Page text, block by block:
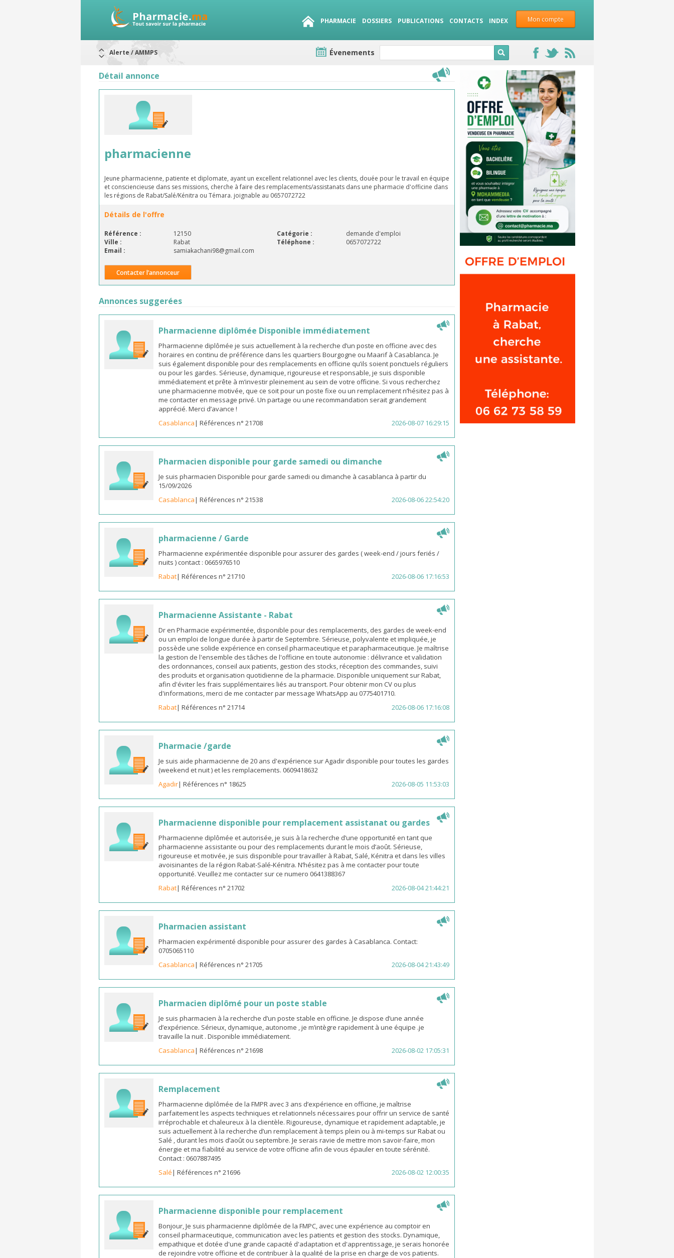
Mon compte
PHARMACIE DOSSIERS PUBLICATIONS CONTACTS INDEX
Alerte / AMMPS
ARRÊT DE COMMERCIALISATION
Rappel de lots : préparations lactées
Évenements
Détail annonce
pharmacienne
Jeune pharmacienne, patiente et diplomate, ayant un excellent relationnel avec les clients, douée pour le travail en équipe
et consciencieuse dans ses missions, cherche à faire des remplacements/assistanats dans une pharmacie d'officine dans
les régions de Rabat/Salé/Kénitra ou Témara. joignable au 0657072722
Détails de l'offre
Référence : 12150 Catégorie :
demande d'emploi
Ville :
Rabat Téléphone :
0657072722
Email :
samiakachani98@gmail.com
Contacter l’annonceur
Annonces suggerées
Pharmacienne diplômée Disponible immédiatement
Pharmacienne diplômée je suis actuellement à la recherche d’un poste en officine avec des
horaires en continu de préférence dans les quartiers Bourgogne ou Maarif à Casablanca. Je
suis également disponible pour des remplacements en officine qu’ils soient ponctuels réguliers
ou pour les gardes. Sérieuse, dynamique, rigoureuse et responsable, je suis disponible
immédiatement et prête à m’investir pleinement au sein de votre officine. Si vous recherchez
une pharmacienne motivée, que ce soit pour un poste fixe ou un remplacement n’hésitez pas à
me contacter en message privé. Un partage ou une recommandation serait grandement
apprécié. Merci d’avance !
Casablanca| Références n° 21708 2026-08-07 16:29:15
Pharmacien disponible pour garde samedi ou dimanche
Je suis pharmacien Disponible pour garde samedi ou dimanche à casablanca à partir du
15/09/2026
Casablanca| Références n° 21538 2026-08-06 22:54:20
pharmacienne / Garde
Pharmacienne expérimentée disponible pour assurer des gardes ( week-end / jours feriés /
nuits ) contact : 0665976510
Rabat| Références n° 21710 2026-08-06 17:16:53
Pharmacienne Assistante - Rabat
Dr en Pharmacie expérimentée, disponible pour des remplacements, des gardes de week-end
ou un emploi de longue durée à partir de Septembre. Sérieuse, polyvalente et impliquée, je
possède une solide expérience en conseil pharmaceutique et parapharmaceutique. Je maîtrise
la gestion de l'ensemble des tâches de l'officine en toute autonomie : délivrance et validation
des ordonnances, conseil aux patients, gestion des stocks, réception des commandes, suivi
des produits et organisation quotidienne de la pharmacie. Disponible uniquement sur Rabat,
afin d'éviter les frais supplémentaires liés au transport. Pour obtenir mon CV ou plus
d'informations, merci de me contacter par message WhatsApp au 0775401710.
Rabat| Références n° 21714 2026-08-06 17:16:08
Pharmacie /garde
Je suis aide pharmacienne de 20 ans d'expérience sur Agadir disponible pour toutes les gardes
(weekend et nuit ) et les remplacements. 0609418632
Agadir| Références n° 18625 2026-08-05 11:53:03
Pharmacienne disponible pour remplacement assistanat ou gardes
Pharmacienne diplômée et autorisée, je suis à la recherche d’une opportunité en tant que
pharmacienne assistante ou pour des remplacements durant le mois d’août. Sérieuse,
rigoureuse et motivée, je suis disponible pour travailler à Rabat, Salé, Kénitra et dans les villes
avoisinantes de la région Rabat-Salé-Kénitra. N’hésitez pas à me contacter pour toute
opportunité. Veuillez me contacter sur ce numero 0641388367
Rabat| Références n° 21702 2026-08-04 21:44:21
Pharmacien assistant
Pharmacien expérimenté disponible pour assurer des gardes à Casablanca. Contact:
0705065110
Casablanca| Références n° 21705 2026-08-04 21:43:49
Pharmacien diplômé pour un poste stable
Je suis pharmacien à la recherche d’un poste stable en officine. Je dispose d’une année
d’expérience. Sérieux, dynamique, autonome , je m’intègre rapidement à une équipe .je
travaille la nuit . Disponible immédiatement.
Casablanca| Références n° 21698 2026-08-02 17:05:31
Remplacement
Pharmacienne diplômée de la FMPR avec 3 ans d’expérience en officine, je maîtrise
parfaitement les aspects techniques et relationnels nécessaires pour offrir un service de santé
irréprochable et chaleureux à la clientèle. Rigoureuse, dynamique et rapidement adaptable, je
suis actuellement à la recherche d’un remplacement à temps plein ou à mi-temps sur Rabat ou
Salé , durant les mois d’août ou septembre. Je serais ravie de mettre mon savoir-faire, mon
énergie et ma fiabilité au service de votre officine afin de vous épauler en toute sérénité.
Contact : 0607887495
Salé| Références n° 21696 2026-08-02 12:00:35
Pharmacienne disponible pour remplacement
Bonjour, Je suis pharmacienne diplômée de la FMPC, avec une expérience au comptoir en
conseil pharmaceutique, communication avec les patients et gestion des stocks. Dynamique,
empathique et dotée d'une grande capacité d'adaptation et d'apprentissage, je serais honorée
de rejoindre votre officine et de contribuer à la qualité de la prise en charge de vos patients.